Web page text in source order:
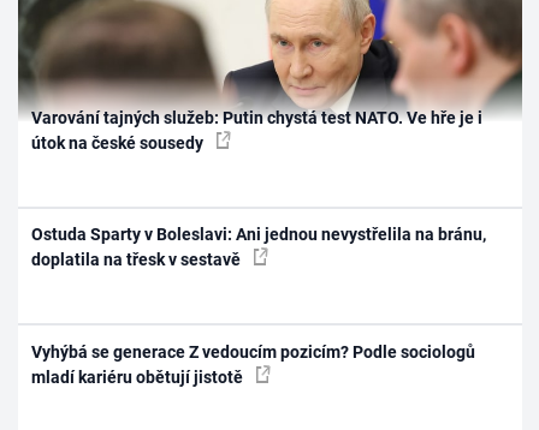
Varování tajných služeb: Putin chystá test NATO. Ve hře je i
útok na české sousedy
Ostuda Sparty v Boleslavi: Ani jednou nevystřelila na bránu,
doplatila na třesk v sestavě
Vyhýbá se generace Z vedoucím pozicím? Podle sociologů
mladí kariéru obětují jistotě